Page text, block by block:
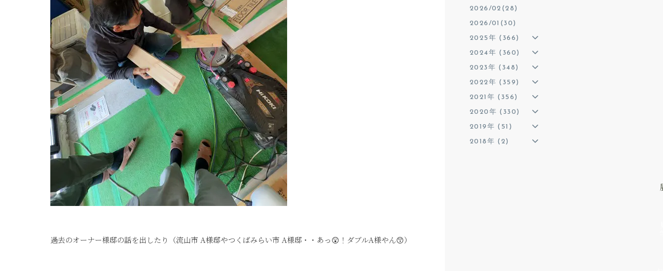
過去のオーナー様邸の話を出したり（流山市 A様邸やつくばみらい市 A様邸・・あっ😲！ダブルA様やん😙）
2026/02(28)
2026/01(30)
2025年 (366)
2024年 (360)
2023年 (348)
2022年 (359)
2021年 (356)
2020年 (330)
2019年 (51)
2018年 (2)